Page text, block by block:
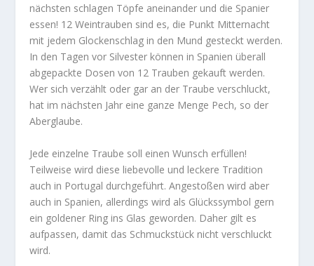
nächsten schlagen Töpfe aneinander und die Spanier
essen! 12 Weintrauben sind es, die Punkt Mitternacht
mit jedem Glockenschlag in den Mund gesteckt werden.
In den Tagen vor Silvester können in Spanien überall
abgepackte Dosen von 12 Trauben gekauft werden.
Wer sich verzählt oder gar an der Traube verschluckt,
hat im nächsten Jahr eine ganze Menge Pech, so der
Aberglaube.
Jede einzelne Traube soll einen Wunsch erfüllen!
Teilweise wird diese liebevolle und leckere Tradition
auch in Portugal durchgeführt. Angestoßen wird aber
auch in Spanien, allerdings wird als Glückssymbol gern
ein goldener Ring ins Glas geworden. Daher gilt es
aufpassen, damit das Schmuckstück nicht verschluckt
wird.